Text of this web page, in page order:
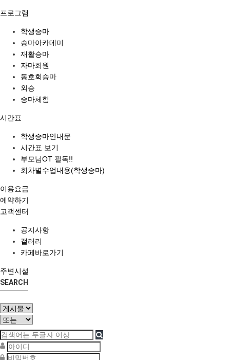
프로그램
학생승마
승마아카데미
재활승마
자마회원
동호회승마
외승
승마체험
시간표
학생승마안내문
시간표 보기
부모님OT 필독!!
회차별수업내용(학생승마)
이용요금
예약하기
고객센터
공지사항
갤러리
카페바로가기
주변시설
SEARCH